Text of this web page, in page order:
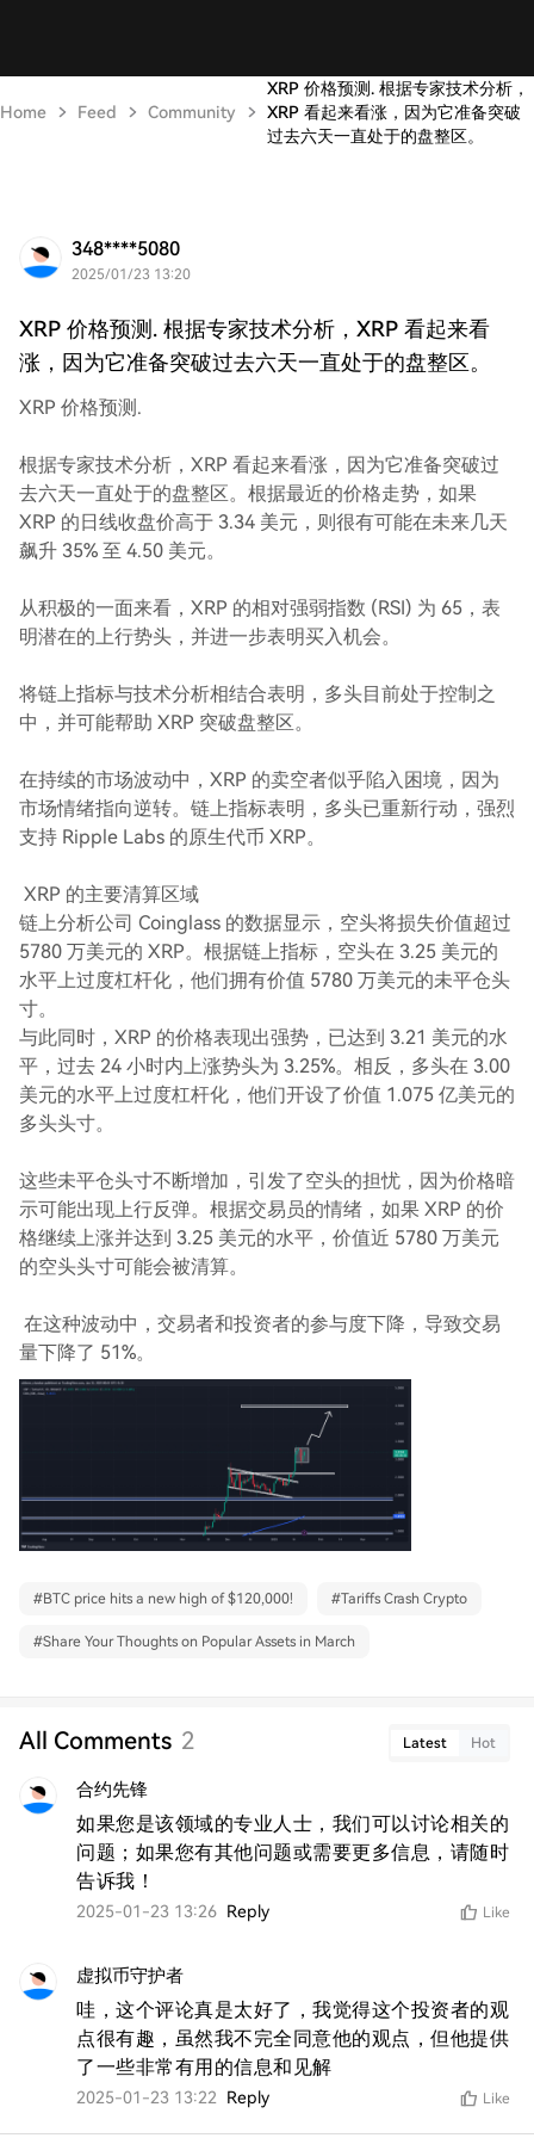
Home Feed Community
XRP 价格预测. 根据专家技术分析，
XRP 看起来看涨，因为它准备突破
过去六天一直处于的盘整区。
348****5080
2025/01/23 13:20
XRP 价格预测. 根据专家技术分析，XRP 看起来看
涨，因为它准备突破过去六天一直处于的盘整区。
XRP 价格预测.
根据专家技术分析，XRP 看起来看涨，因为它准备突破过
去六天一直处于的盘整区。根据最近的价格走势，如果
XRP 的日线收盘价高于 3.34 美元，则很有可能在未来几天
飙升 35% 至 4.50 美元。
从积极的一面来看，XRP 的相对强弱指数 (RSI) 为 65，表
明潜在的上行势头，并进一步表明买入机会。
将链上指标与技术分析相结合表明，多头目前处于控制之
中，并可能帮助 XRP 突破盘整区。
在持续的市场波动中，XRP 的卖空者似乎陷入困境，因为
市场情绪指向逆转。链上指标表明，多头已重新行动，强烈
支持 Ripple Labs 的原生代币 XRP。
XRP 的主要清算区域
链上分析公司 Coinglass 的数据显示，空头将损失价值超过
5780 万美元的 XRP。根据链上指标，空头在 3.25 美元的
水平上过度杠杆化，他们拥有价值 5780 万美元的未平仓头
寸。
与此同时，XRP 的价格表现出强势，已达到 3.21 美元的水
平，过去 24 小时内上涨势头为 3.25%。相反，多头在 3.00
美元的水平上过度杠杆化，他们开设了价值 1.075 亿美元的
多头头寸。
这些未平仓头寸不断增加，引发了空头的担忧，因为价格暗
示可能出现上行反弹。根据交易员的情绪，如果 XRP 的价
格继续上涨并达到 3.25 美元的水平，价值近 5780 万美元
的空头头寸可能会被清算。
在这种波动中，交易者和投资者的参与度下降，导致交易
量下降了 51%。
#BTC price hits a new high of $120,000! #Tariffs Crash Crypto
#Share Your Thoughts on Popular Assets in March
All Comments 2 Latest Hot
合约先锋
如果您是该领域的专业人士，我们可以讨论相关的
问题；如果您有其他问题或需要更多信息，请随时
告诉我！
2025-01-23 13:26 Reply Like
虚拟币守护者
哇，这个评论真是太好了，我觉得这个投资者的观
点很有趣，虽然我不完全同意他的观点，但他提供
了一些非常有用的信息和见解
2025-01-23 13:22 Reply Like